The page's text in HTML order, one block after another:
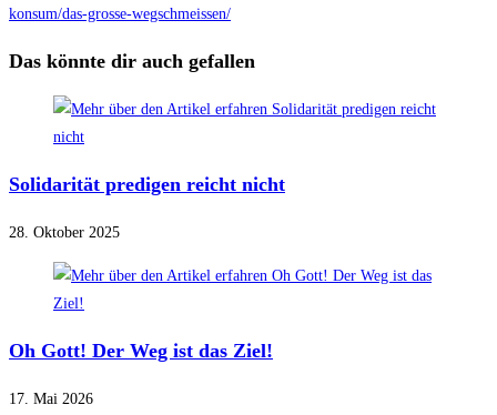
konsum/das-grosse-wegschmeissen/
Das könnte dir auch gefallen
Solidarität predigen reicht nicht
28. Oktober 2025
Oh Gott! Der Weg ist das Ziel!
17. Mai 2026